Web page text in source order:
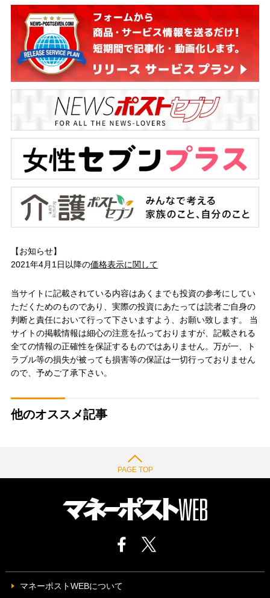
【お知らせ】
2021年4月1日以降の価格表示に関して
当サイトに記載されている内容はあくまでも投資の参考にしてい
ただくためのものであり、実際の投資にあたっては読者ご自身の
判断と責任において行って下さいますよう、お願い致します。 当
サイトの掲載情報は細心の注意を払っておりますが、記載される
全ての情報の正確性を保証するものではありません。万が一、ト
ラブル等の損失が被っても損害等の保証は一切行っておりません
ので、予めご了承下さい。
他のオススメ記事
PAGE TOP
マネーポストWEBについて